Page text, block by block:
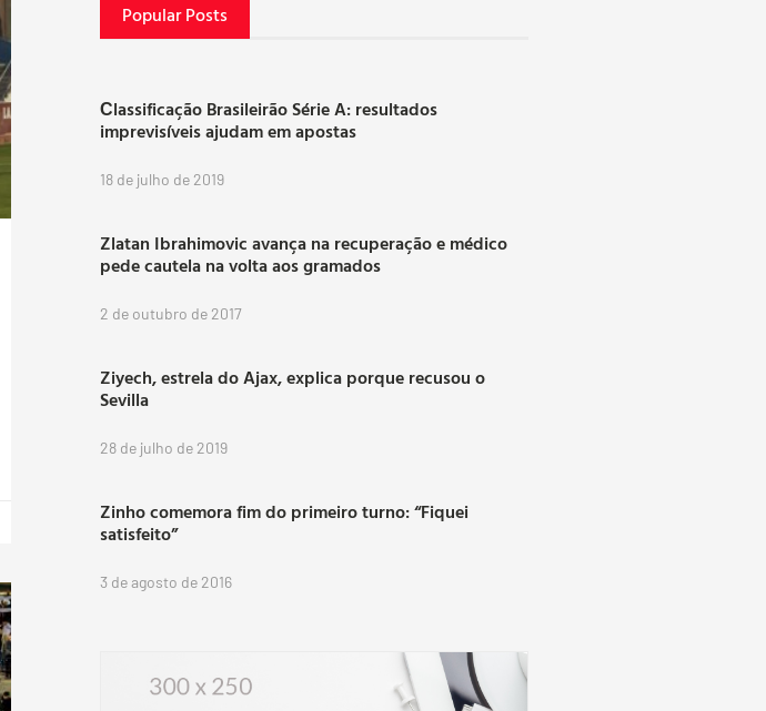
Popular Posts
Сlassificação Brasileirão Série A: resultados
imprevisíveis ajudam em apostas
18 de julho de 2019
Zlatan Ibrahimovic avança na recuperação e médico
pede cautela na volta aos gramados
2 de outubro de 2017
Ziyech, estrela do Ajax, explica porque recusou o
Sevilla
28 de julho de 2019
Zinho comemora fim do primeiro turno: “Fiquei
satisfeito”
3 de agosto de 2016